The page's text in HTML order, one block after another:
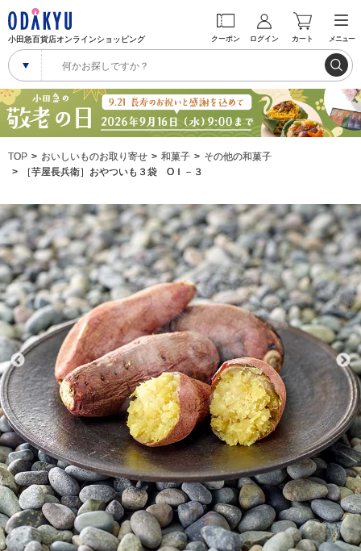
小田急百貨店オンラインショッピング クーポン ログイン カート メニュー
TOP おいしいものお取り寄せ 和菓子
その他の和菓子
［芋屋長兵衛］おやついも３袋 ОＩ－３